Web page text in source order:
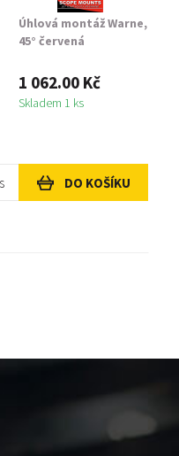
Úhlová montáž Warne,
45° červená
1 062.00 Kč
Skladem 1 ks
DO KOŠÍKU